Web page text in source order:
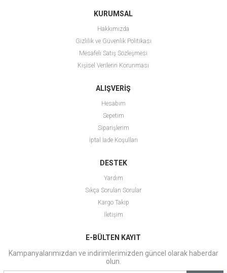
KURUMSAL
Hakkımızda
Gizlilik ve Güvenlik Politikası
Mesafeli Satış Sözleşmesi
Kişisel Verilerin Korunması
ALIŞVERİŞ
Hesabım
Sepetim
Siparişlerim
İptal İade Koşulları
DESTEK
Yardım
Sıkça Sorulan Sorular
Kargo Takip
İletişim
E-BÜLTEN KAYIT
Kampanyalarımızdan ve indirimlerimizden güncel olarak haberdar
olun.